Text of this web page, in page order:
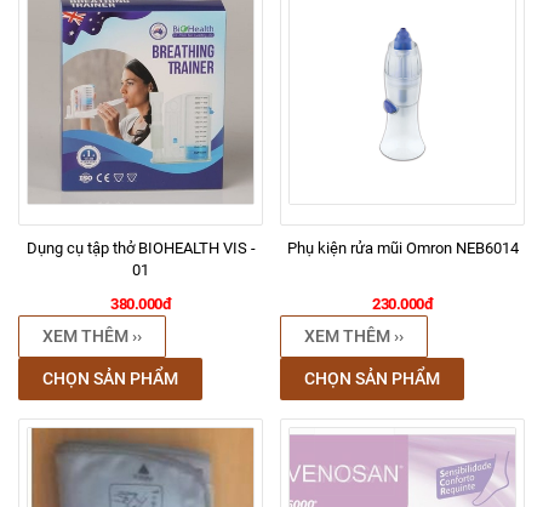
Dụng cụ tập thở BIOHEALTH VIS -
01
380.000đ
XEM THÊM ››
CHỌN SẢN PHẨM
Phụ kiện rửa mũi Omron NEB6014
230.000đ
XEM THÊM ››
CHỌN SẢN PHẨM